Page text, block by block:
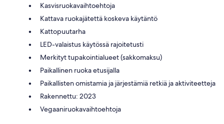
Kasvisruokavaihtoehtoja
Kattava ruokajätettä koskeva käytäntö
Kattopuutarha
LED-valaistus käytössä rajoitetusti
Merkityt tupakointialueet (sakkomaksu)
Paikallinen ruoka etusijalla
Paikallisten omistamia ja järjestämiä retkiä ja aktiviteetteja
Rakennettu: 2023
Vegaaniruokavaihtoehtoja